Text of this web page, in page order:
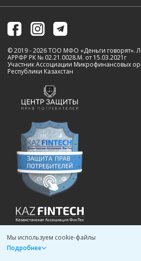
© 2019 - 2026 ТОО МФО «Деньги говорят».
АРРФР РК № 02.21.0028.M. от 15.03.2021г
Участник Ассоциации Микрофинансовых
Республики Казахстан
Мы используем cookie-файлы
Подробнее